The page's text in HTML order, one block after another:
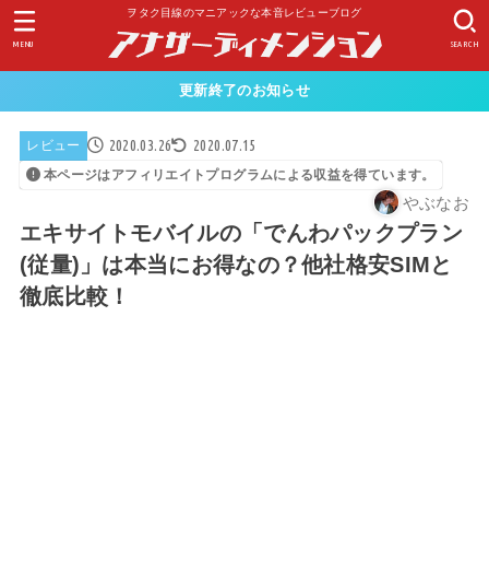
ヲタク目線のマニアックな本音レビューブログ
SEARCH
MENU
更新終了のお知らせ
レビュー 2020.03.26 2020.07.15
本ページはアフィリエイトプログラムによる収益を得ています。
やぶなお
エキサイトモバイルの「でんわパックプラン
(従量)」は本当にお得なの？他社格安SIMと
徹底比較！